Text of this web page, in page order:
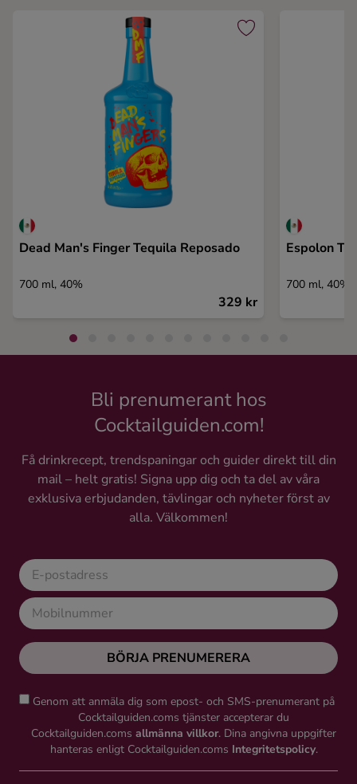
Dead Man's Finger Tequila Reposado
700 ml, 40%
329 kr
Espolon
700 ml, 40%
Bli prenumerant hos
Cocktailguiden.com!
Få drinkrecept, trendspaningar och guider direkt till din
mail – helt gratis! Signa upp dig och ta del av våra
exklusiva erbjudanden, tävlingar och nyheter först av
alla. Välkommen!
BÖRJA PRENUMERERA
Genom att anmäla dig som epost- och SMS-prenumerant på
Cocktailguiden.coms tjänster accepterar du
Cocktailguiden.coms allmänna villkor. Dina angivna uppgifter
hanteras enligt Cocktailguiden.coms Integritetspolicy.